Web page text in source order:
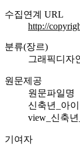
수집연계 URL
http://
분류(장르)
그래픽디자
원문제공
원문파일명
신축년_아
view_신축년
기여자